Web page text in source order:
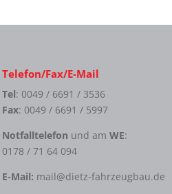
Telefon/Fax/E-Mail
Tel: 0049 / 6691 / 3536
Fax: 0049 / 6691 / 5997
Notfalltelefon und am WE:
0178 / 71 64 094
E-Mail: mail@dietz-fahrzeugbau.de